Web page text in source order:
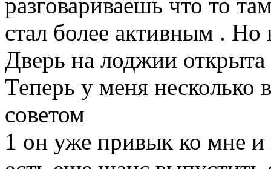
стал более активным .
Дверь на лоджии открыта
Теперь у меня несколько
советом
1 он уже привык ко мне и